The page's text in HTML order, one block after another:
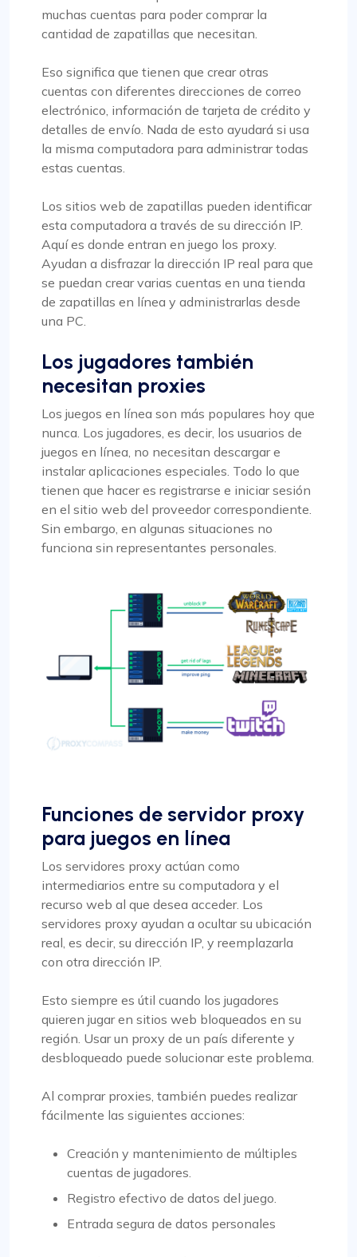
muchas cuentas para poder comprar la
cantidad de zapatillas que necesitan.
Eso significa que tienen que crear otras
cuentas con diferentes direcciones de correo
electrónico, información de tarjeta de crédito y
detalles de envío. Nada de esto ayudará si usa
la misma computadora para administrar todas
estas cuentas.
Los sitios web de zapatillas pueden identificar
esta computadora a través de su dirección IP.
Aquí es donde entran en juego los proxy.
Ayudan a disfrazar la dirección IP real para que
se puedan crear varias cuentas en una tienda
de zapatillas en línea y administrarlas desde
una PC.
Los jugadores también
necesitan proxies
Los juegos en línea son más populares hoy que
nunca. Los jugadores, es decir, los usuarios de
juegos en línea, no necesitan descargar e
instalar aplicaciones especiales. Todo lo que
tienen que hacer es registrarse e iniciar sesión
en el sitio web del proveedor correspondiente.
Sin embargo, en algunas situaciones no
funciona sin representantes personales.
Funciones de servidor proxy
para juegos en línea
Los servidores proxy actúan como
intermediarios entre su computadora y el
recurso web al que desea acceder. Los
servidores proxy ayudan a ocultar su ubicación
real, es decir, su dirección IP, y reemplazarla
con otra dirección IP.
Esto siempre es útil cuando los jugadores
quieren jugar en sitios web bloqueados en su
región. Usar un proxy de un país diferente y
desbloqueado puede solucionar este problema.
Al comprar proxies, también puedes realizar
fácilmente las siguientes acciones:
Creación y mantenimiento de múltiples
cuentas de jugadores.
Registro efectivo de datos del juego.
Entrada segura de datos personales